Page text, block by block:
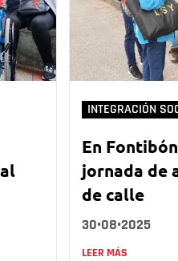
INTEGRACIÓN
En
jornada de
de calle
30•08•2025
LEER MÁS